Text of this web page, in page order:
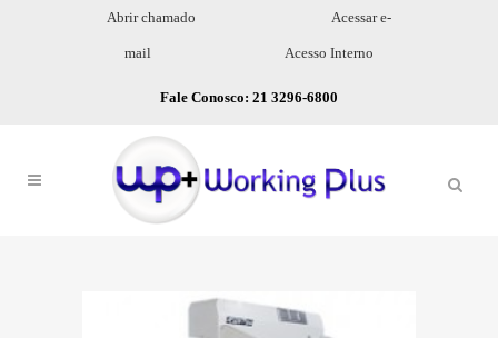
Abrir chamado Acessar e-
mail Acesso Interno
Fale Conosco: 21 3296-6800